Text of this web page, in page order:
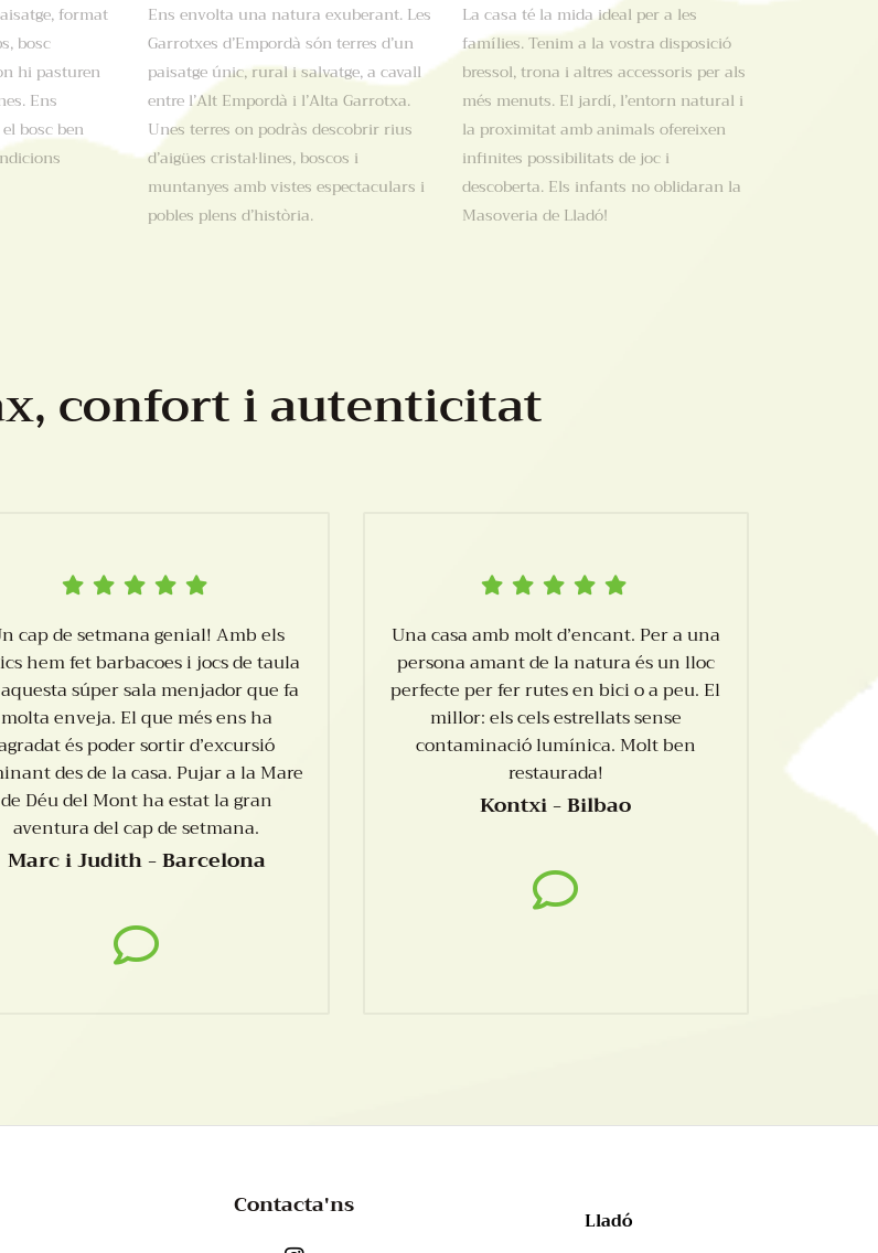
format
bosc
hi pasturen
Ens
bosc ben
Ens envolta una natura exuberant. Les
Garrotxes d’Empordà són terres d’un
paisatge únic, rural i salvatge, a cavall
entre l’Alt Empordà i l’Alta Garrotxa.
Unes terres on podràs descobrir rius
d’aigües cristal·lines, boscos i
muntanyes amb vistes espectaculars i
pobles plens d’història.
La casa té la mida ideal per a les
famílies. Tenim a la vostra disposició
bressol, trona i altres accessoris per als
més menuts. El jardí, l’entorn natural i
la proximitat amb animals ofereixen
infinites possibilitats de joc i
descoberta. Els infants no oblidaran la
Masoveria de Lladó!
confort i autenticitat
cap de setmana genial! Amb els
hem fet barbacoes i jocs de taula
súper sala menjador que fa
molta enveja. El que més ens ha
és poder sortir d’excursió
des de la casa. Pujar a la Mare
de Déu del Mont ha estat la gran
aventura del cap de setmana.
Marc i Judith - Barcelona
Una casa amb molt d’encant. Per a una
persona amant de la natura és un lloc
perfecte per fer rutes en bici o a peu. El
millor: els cels estrellats sense
contaminació lumínica. Molt ben
restaurada!
Kontxi - Bilbao
Contacta'ns Lladó